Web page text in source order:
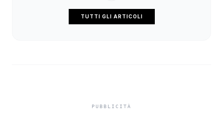
TUTTI GLI ARTICOLI